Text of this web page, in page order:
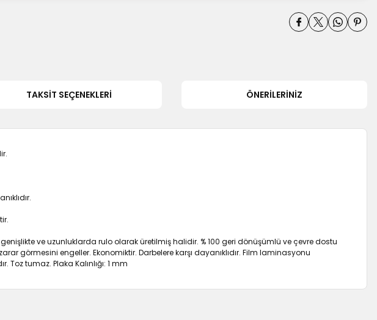
TAKSIT SEÇENEKLERI ÖNERILERINIZ
genişlikte ve uzunluklarda rulo olarak üretilmiş halidir. % 100 geri dönüşümlü ve çevre dostu
görmesini engeller. Ekonomiktir. Darbelere karşı dayanıklıdır. Film laminasyonu
Toz tumaz. Plaka Kalınlığı: 1 mm